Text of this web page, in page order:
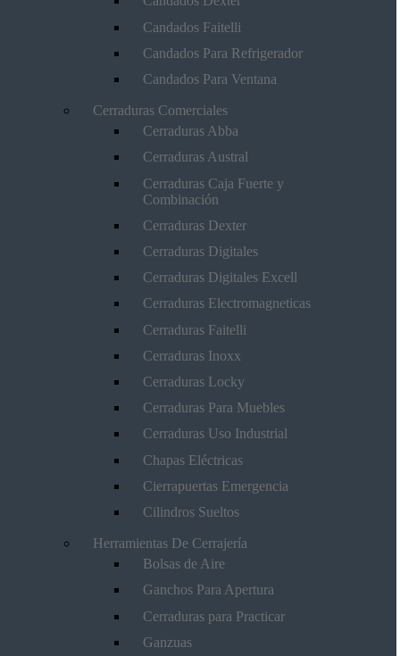
Candados Faitelli
Candados Para Refrigerador
Candados Para Ventana
Cerraduras Comerciales
Cerraduras Abba
Cerraduras Austral
Cerraduras Caja Fuerte y
Combinación
Cerraduras Dexter
Cerraduras Digitales
Cerraduras Digitales Excell
Cerraduras Electromagneticas
Cerraduras Faitelli
Cerraduras Inoxx
Cerraduras Locky
Cerraduras Para Muebles
Cerraduras Uso Industrial
Chapas Eléctricas
Cierrapuertas Emergencia
Cilindros Sueltos
Herramientas De Cerrajería
Bolsas de Aire
Ganchos Para Apertura
Cerraduras para Practicar
Ganzuas